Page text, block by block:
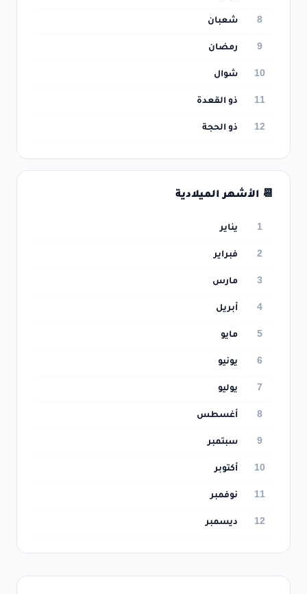
8 شعبان
9 رمضان
10 شوال
11 ذو القعدة
12 ذو الحجة
📆 الأشهر الميلادية
1 يناير
2 فبراير
3 مارس
4 أبريل
5 مايو
6 يونيو
7 يوليو
8 أغسطس
9 سبتمبر
10 أكتوبر
11 نوفمبر
12 ديسمبر